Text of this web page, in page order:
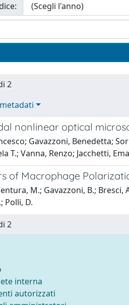
2
nonlinear optical
Gavazzoni, Benedetta;
T.; Vanna, Renzo; Jacchetti,
of Macrophage
M.; Gavazzoni, B.;
Polli, D.
2
interna
autorizzati